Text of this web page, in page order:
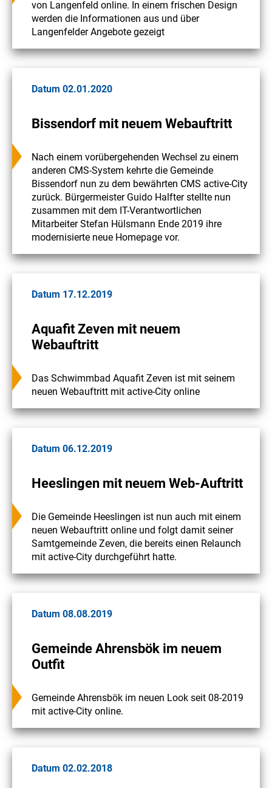
von Langenfeld online. In einem frischen Design
werden die Informationen aus und über
Langenfelder Angebote gezeigt
Bissendorf mit neuem Webauftritt
Datum 02.01.2020
Nach einem vorübergehenden Wechsel zu einem
anderen CMS-System kehrte die Gemeinde
Bissendorf nun zu dem bewährten CMS active-City
zurück. Bürgermeister Guido Halfter stellte nun
zusammen mit dem IT-Verantwortlichen
Mitarbeiter Stefan Hülsmann Ende 2019 ihre
modernisierte neue Homepage vor.
Aquafit Zeven mit neuem
Webauftritt
Datum 17.12.2019
Das Schwimmbad Aquafit Zeven ist mit seinem
neuen Webauftritt mit active-City online
Heeslingen mit neuem Web-Auftritt
Datum 06.12.2019
Die Gemeinde Heeslingen ist nun auch mit einem
neuen Webauftritt online und folgt damit seiner
Samtgemeinde Zeven, die bereits einen Relaunch
mit active-City durchgeführt hatte.
Gemeinde Ahrensbök im neuem
Outfit
Datum 08.08.2019
Gemeinde Ahrensbök im neuen Look seit 08-2019
mit active-City online.
Datum 02.02.2018